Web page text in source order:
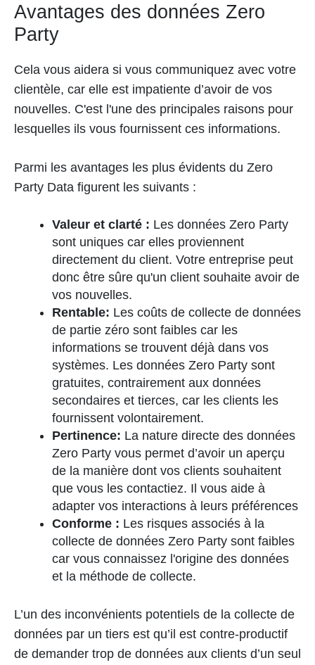
Avantages des données Zero
Party
Cela vous aidera si vous communiquez avec votre
clientèle, car elle est impatiente d’avoir de vos
nouvelles. C'est l'une des principales raisons pour
lesquelles ils vous fournissent ces informations.
Parmi les avantages les plus évidents du Zero
Party Data figurent les suivants :
Valeur et clarté : Les données Zero Party
sont uniques car elles proviennent
directement du client. Votre entreprise peut
donc être sûre qu'un client souhaite avoir de
vos nouvelles.
Rentable: Les coûts de collecte de données
de partie zéro sont faibles car les
informations se trouvent déjà dans vos
systèmes. Les données Zero Party sont
gratuites, contrairement aux données
secondaires et tierces, car les clients les
fournissent volontairement.
Pertinence: La nature directe des données
Zero Party vous permet d’avoir un aperçu
de la manière dont vos clients souhaitent
que vous les contactiez. Il vous aide à
adapter vos interactions à leurs préférences
Conforme : Les risques associés à la
collecte de données Zero Party sont faibles
car vous connaissez l'origine des données
et la méthode de collecte.
L’un des inconvénients potentiels de la collecte de
données par un tiers est qu’il est contre-productif
de demander trop de données aux clients d’un seul